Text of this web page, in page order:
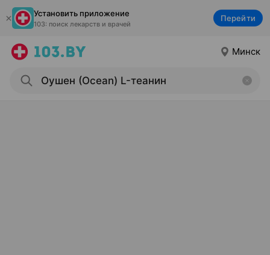
Установить приложение
103: поиск лекарств и врачей
Перейти
Минск